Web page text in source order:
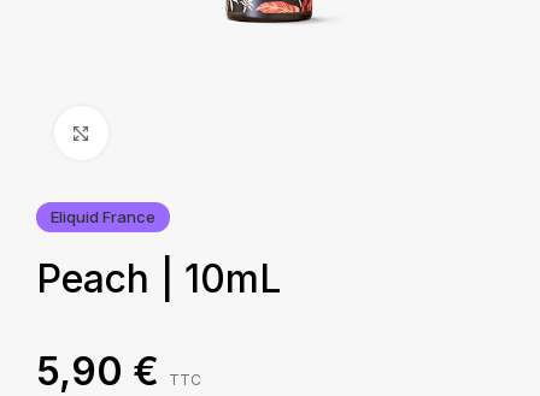
Eliquid France
Peach | 10mL
5,90 € TTC